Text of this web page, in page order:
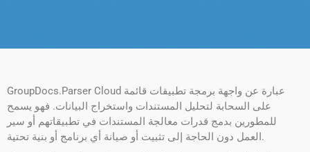
GroupDocs.Parser Cloud عبارة عن واجهة برمجة تطبيقات قائمة
على السحابة لتحليل المستندات واستخراج البيانات. فهو يسمح
للمطورين بدمج قدرات معالجة المستندات في تطبيقاتهم أو سير
العمل دون الحاجة إلى تثبيت أو صيانة أي برنامج أو بنية تحتية.